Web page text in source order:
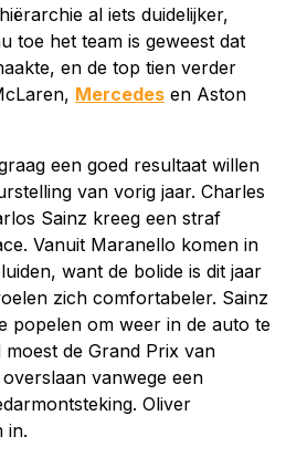
al iets duidelijker,
toe het team is geweest dat
en de top tien verder
Mercedes en Aston
een goed resultaat willen
van vorig jaar. Charles
Sainz kreeg een straf
Vanuit Maranello komen in
want de bolide is dit jaar
zich comfortabeler. Sainz
popelen om weer in de auto te
de Grand Prix van
vanwege een
Oliver
in.